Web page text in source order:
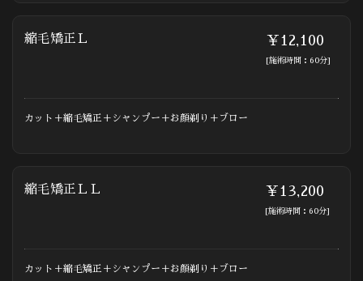
縮毛矯正Ｌ ￥12,100
[施術時間：60分]
カット＋縮毛矯正＋シャンプー＋お顔剃り＋ブロー
縮毛矯正ＬＬ ￥13,200
[施術時間：60分]
カット＋縮毛矯正＋シャンプー＋お顔剃り＋ブロー